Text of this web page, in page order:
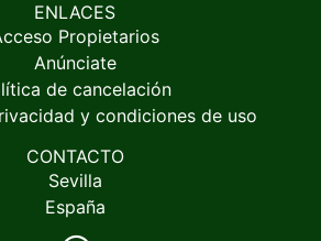
ENLACES
Propietarios
Anúnciate
de cancelación
y condiciones de uso
CONTACTO
Sevilla
España